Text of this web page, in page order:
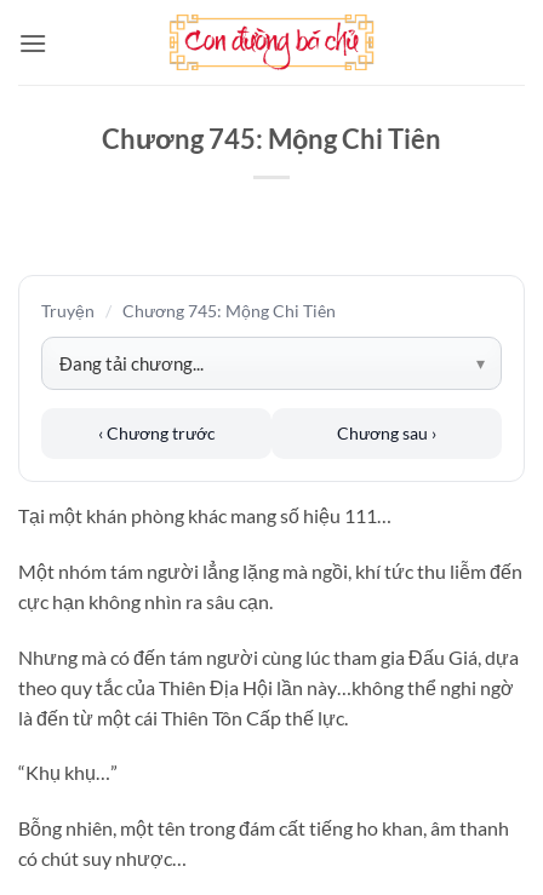
qua
Chương 745: Mộng Chi Tiên
Truyện / Chương 745: Mộng Chi Tiên
‹ Chương trước Chương sau ›
Tại một khán phòng khác mang số hiệu 111…
Một nhóm tám người lẳng lặng mà ngồi, khí tức thu liễm đến
cực hạn không nhìn ra sâu cạn.
Nhưng mà có đến tám người cùng lúc tham gia Đấu Giá, dựa
theo quy tắc của Thiên Địa Hội lần này…không thể nghi ngờ
là đến từ một cái Thiên Tôn Cấp thế lực.
“Khụ khụ…”
Bỗng nhiên, một tên trong đám cất tiếng ho khan, âm thanh
có chút suy nhược…